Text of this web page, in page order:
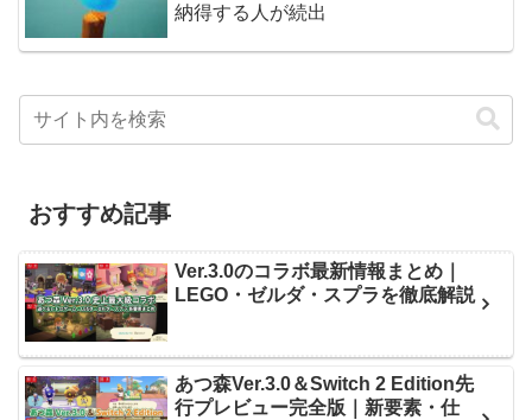
納得する人が続出
おすすめ記事
Ver.3.0のコラボ最新情報まとめ｜
LEGO・ゼルダ・スプラを徹底解説
あつ森Ver.3.0＆Switch 2 Edition先
行プレビュー完全版｜新要素・仕